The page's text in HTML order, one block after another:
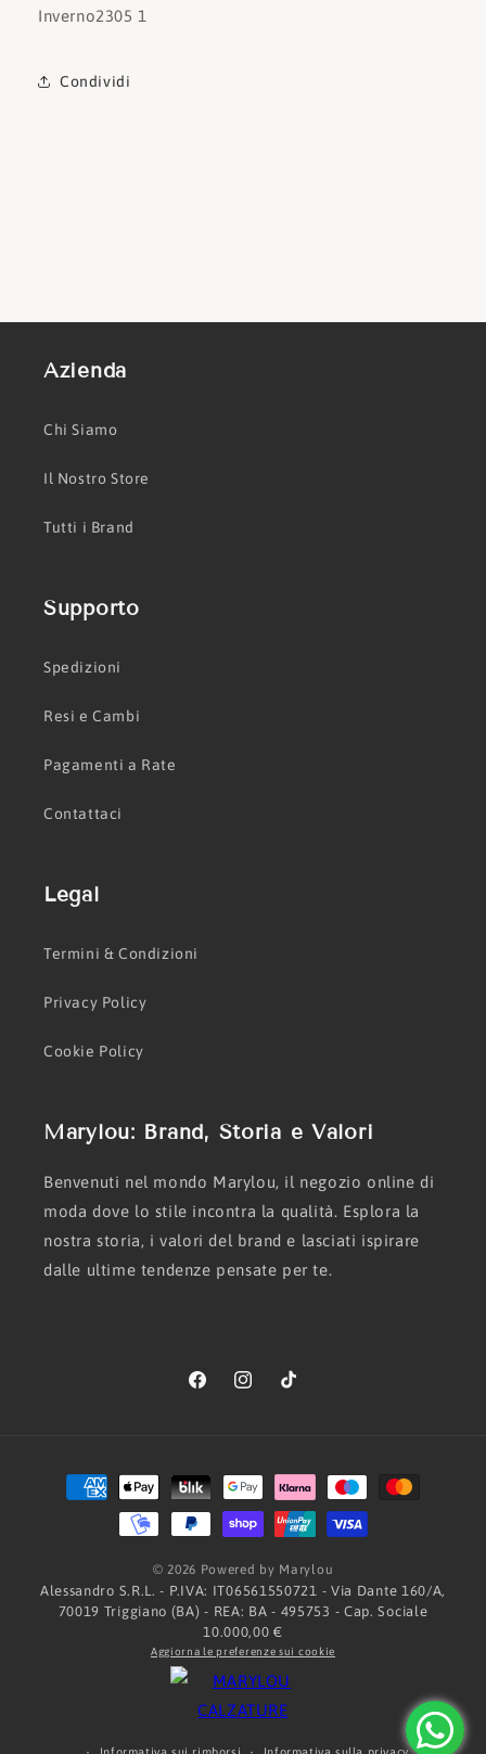
Inverno2305 1
Condividi
Azienda
Chi Siamo
Il Nostro Store
Tutti i Brand
Supporto
Spedizioni
Resi e Cambi
Pagamenti a Rate
Contattaci
Legal
Termini & Condizioni
Privacy Policy
Cookie Policy
Marylou: Brand, Storia e Valori
Benvenuti nel mondo Marylou, il negozio online di
moda dove lo stile incontra la qualità. Esplora la
nostra storia, i valori del brand e lasciati ispirare
dalle ultime tendenze pensate per te.
FacebookInstagramTikTok
Metodi
di
pagamento
© 2026 Powered by Marylou
Alessandro S.R.L. - P.IVA: IT06561550721 - Via Dante 160/A,
70019 Triggiano (BA) - REA: BA - 495753 - Cap. Sociale
10.000,00 €
Aggiorna le preferenze sui cookie